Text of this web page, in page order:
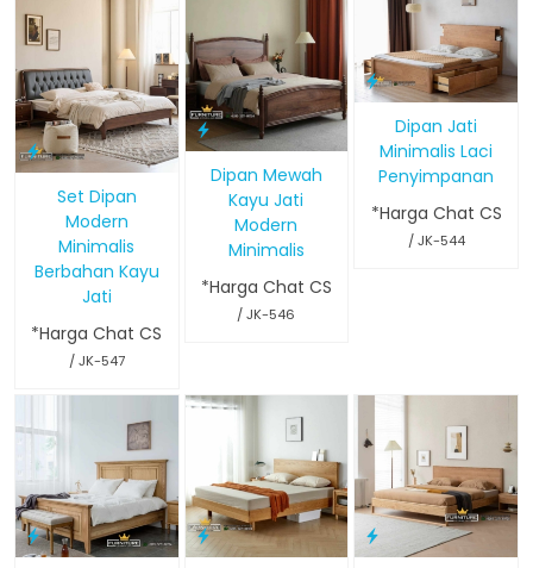
Set Dipan
Modern
Minimalis
Berbahan Kayu
Jati
*Harga Chat CS
/ JK-547
Dipan Mewah
Kayu Jati
Modern
Minimalis
*Harga Chat CS
/ JK-546
Dipan Jati
Minimalis Laci
Penyimpanan
*Harga Chat CS
/ JK-544